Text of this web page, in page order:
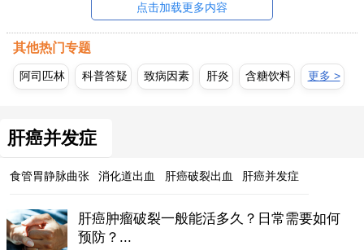
点击加载更多内容
其他热门专题
阿司匹林 科普答疑 致病因素 肝炎 含糖饮料 更多 >
肝癌并发症
食管胃静脉曲张 消化道出血 肝癌破裂出血 肝癌并发症
肝癌肿瘤破裂一般能活多久？日常需要如何
预防？...